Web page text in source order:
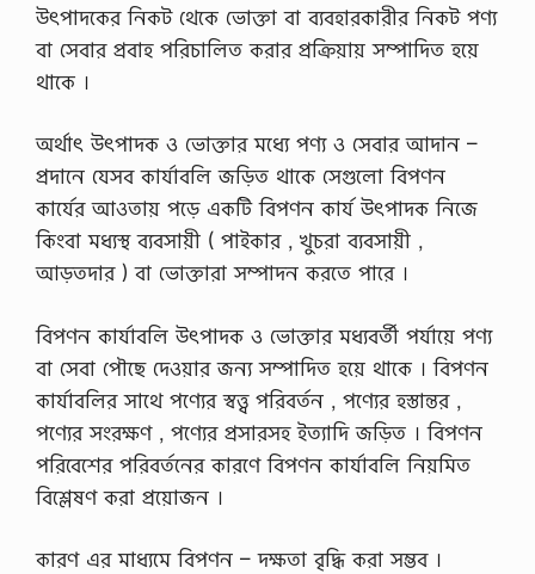
উৎপাদকের নিকট থেকে ভােক্তা বা ব্যবহারকারীর নিকট পণ্য
বা সেবার প্রবাহ পরিচালিত করার প্রক্রিয়ায় সম্পাদিত হয়ে
থাকে ।
অর্থাৎ উৎপাদক ও ভােক্তার মধ্যে পণ্য ও সেবার আদান –
প্রদানে যেসব কার্যাবলি জড়িত থাকে সেগুলাে বিপণন
কার্যের আওতায় পড়ে একটি বিপণন কার্য উৎপাদক নিজে
কিংবা মধ্যস্থ ব্যবসায়ী ( পাইকার , খুচরা ব্যবসায়ী ,
আড়তদার ) বা ভােক্তারা সম্পাদন করতে পারে ।
বিপণন কার্যাবলি উৎপাদক ও ভােক্তার মধ্যবর্তী পর্যায়ে পণ্য
বা সেবা পৌছে দেওয়ার জন্য সম্পাদিত হয়ে থাকে । বিপণন
কার্যাবলির সাথে পণ্যের স্বত্ত্ব পরিবর্তন , পণ্যের হস্তান্তর ,
পণ্যের সংরক্ষণ , পণ্যের প্রসারসহ ইত্যাদি জড়িত । বিপণন
পরিবেশের পরিবর্তনের কারণে বিপণন কার্যাবলি নিয়মিত
বিশ্লেষণ করা প্রয়ােজন ।
কারণ এর মাধ্যমে বিপণন – দক্ষতা বৃদ্ধি করা সম্ভব ।